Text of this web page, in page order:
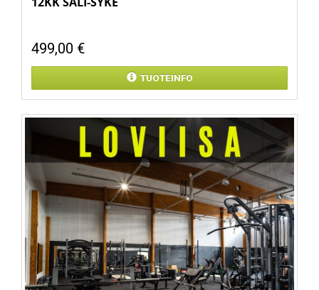
499,00 €
TUOTEINFO